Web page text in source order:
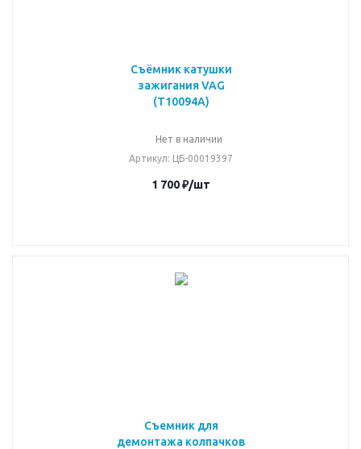
Съёмник катушки
зажигания VAG
(T10094A)
Нет в наличии
Артикул: ЦБ-00019397
1 700₽/шт
Съемник для
демонтажа колпачков